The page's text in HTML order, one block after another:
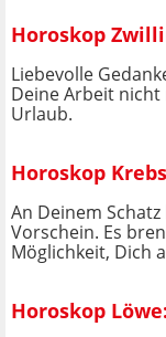
Horoskop
Liebevolle
Deine Arbeit
Urlaub.
Horoskop
An Deinem
Vorschein. Es
Möglichkeit, Dich
Horoskop